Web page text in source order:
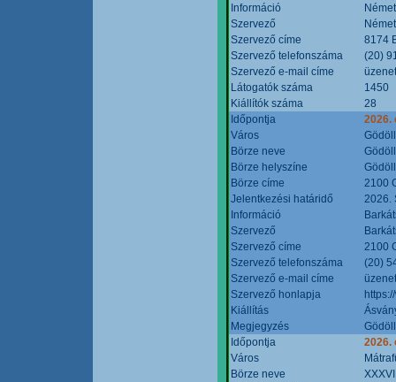
Információ
Szervező
Szervező címe
8174
Szervező telefonszáma
(20)
Szervező e-mail címe
Látogatók száma
1450
Kiállítók száma
28
Időpontja
2026.
Város
Börze neve
Börze helyszíne
Börze címe
2100
Jelentkezési határidő
2026.
Információ
Szervező
Szervező címe
2100
Szervező telefonszáma
(20)
Szervező e-mail címe
Szervező honlapja
Kiállítás
Megjegyzés
Időpontja
2026.
Város
Börze neve